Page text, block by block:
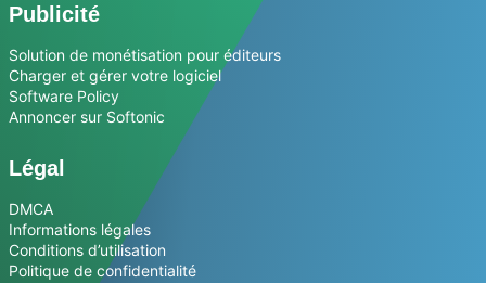
Publicité
Solution de monétisation pour éditeurs
Charger et gérer votre logiciel
Software Policy
Annoncer sur Softonic
Légal
DMCA
Informations légales
Conditions d’utilisation
Politique de confidentialité